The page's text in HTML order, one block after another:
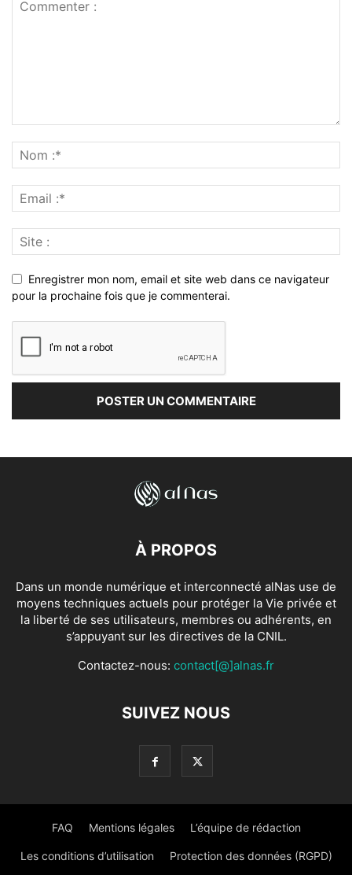
Enregistrer mon nom, email et site web dans ce navigateur
pour la prochaine fois que je commenterai.
À PROPOS
Dans un monde numérique et interconnecté alNas use de
moyens techniques actuels pour protéger la Vie privée et
la liberté de ses utilisateurs, membres ou adhérents, en
s’appuyant sur les directives de la CNIL.
Contactez-nous: contact[@]alnas.fr
SUIVEZ NOUS
FAQ Mentions légales L’équipe de rédaction
Les conditions d’utilisation Protection des données (RGPD)